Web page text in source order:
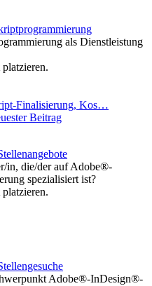
als Dienstleistung
Finalisierung, Kos…
Beitrag
in, die/der auf Adobe®-
spezialisiert ist?
Adobe®-InDesign®-